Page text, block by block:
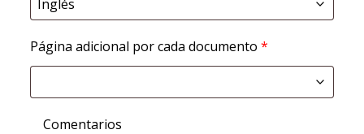
Página adicional por cada documento *
Comentarios